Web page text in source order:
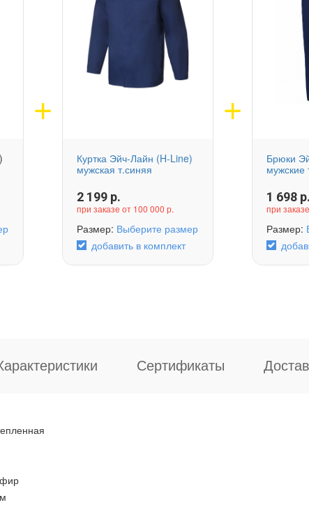
Куртка Эйч-Лайн (H-Line)
мужская т.синяя
2 199р.
при заказе от 100 000 р.
Размер: Выберите размер
добавить в комплект
Брюки
мужские
1 698р.
при
Размер:
Сертификаты